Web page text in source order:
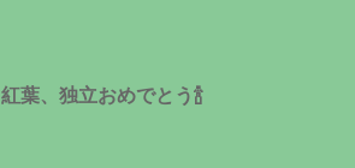
紅葉、独立おめでとう🍾